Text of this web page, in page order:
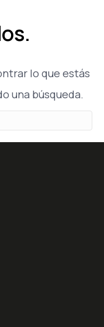
lo que estás
una búsqueda.